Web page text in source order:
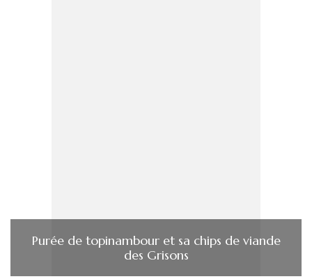
Purée de topinambour et sa chips de viande
des Grisons